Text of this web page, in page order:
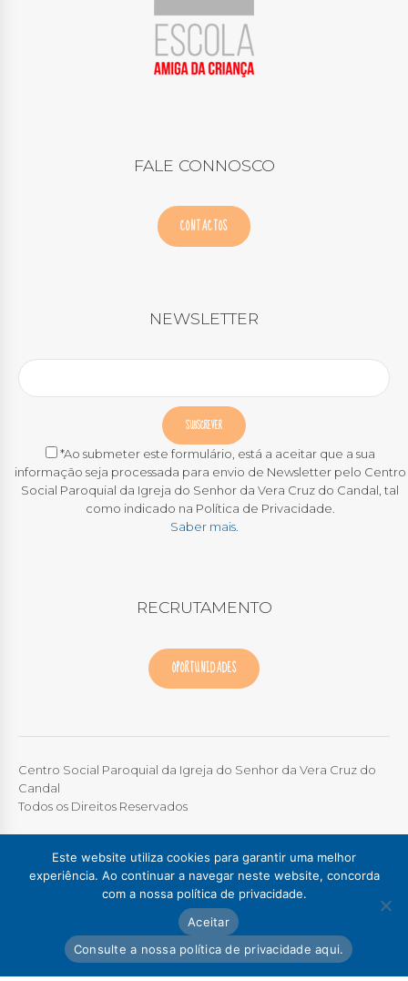
FALE CONNOSCO
CONTACTOS
NEWSLETTER
*Ao submeter este formulário, está a aceitar que a sua
informação seja processada para envio de Newsletter pelo Centro
Social Paroquial da Igreja do Senhor da Vera Cruz do Candal, tal
como indicado na Política de Privacidade.
Saber mais.
RECRUTAMENTO
OPORTUNIDADES
Centro Social Paroquial da Igreja do Senhor da Vera Cruz do
Candal
Todos os Direitos Reservados
DE RECLAMAÇÕES ONLINE
Colégio / Creche Candal
Creche Madalena
Creche Afurada
Lar Padre Alves Correia
Este website utiliza cookies para garantir uma melhor
experiência. Ao continuar a navegar neste website, concorda
com a nossa política de privacidade.
Aceitar
Consulte a nossa política de privacidade aqui.